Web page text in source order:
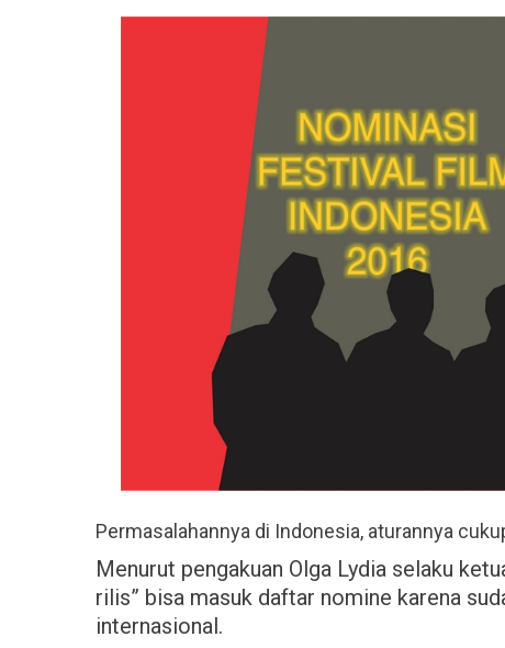
Permasalahannya di Indonesia, aturannya
Menurut pengakuan Olga Lydia selaku
rilis” bisa masuk daftar nomine karena
internasional.